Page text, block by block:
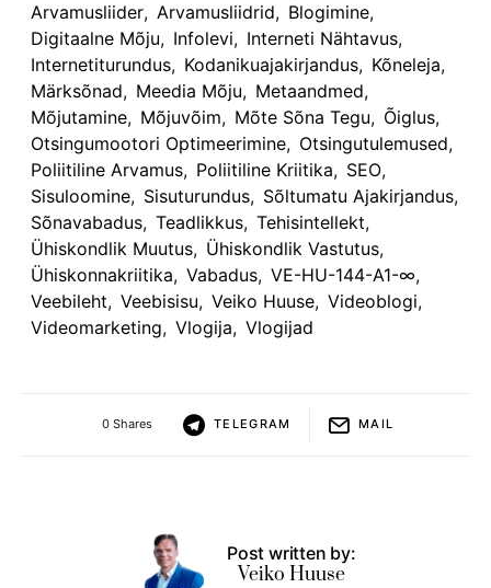
Arvamusliider, Arvamusliidrid, Blogimine,
Digitaalne Mõju, Infolevi, Interneti Nähtavus,
Internetiturundus, Kodanikuajakirjandus, Kõneleja,
Märksõnad, Meedia Mõju, Metaandmed,
Mõjutamine, Mõjuvõim, Mõte Sõna Tegu, Õiglus,
Otsingumootori Optimeerimine, Otsingutulemused,
Poliitiline Arvamus, Poliitiline Kriitika, SEO,
Sisuloomine, Sisuturundus, Sõltumatu Ajakirjandus,
Sõnavabadus, Teadlikkus, Tehisintellekt,
Ühiskondlik Muutus, Ühiskondlik Vastutus,
Ühiskonnakriitika, Vabadus, VE-HU-144-A1-∞,
Veebileht, Veebisisu, Veiko Huuse, Videoblogi,
Videomarketing, Vlogija, Vlogijad
0 Shares TELEGRAM MAIL
Post written by:
Veiko Huuse